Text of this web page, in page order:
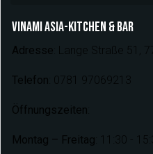
VINAMI ASIA-KITCHEN & BAR
Adresse : Lange Straße 51,
Telefon : 0781 97069213
Öffnungszeiten
Montag – Freitag : 11:30 -